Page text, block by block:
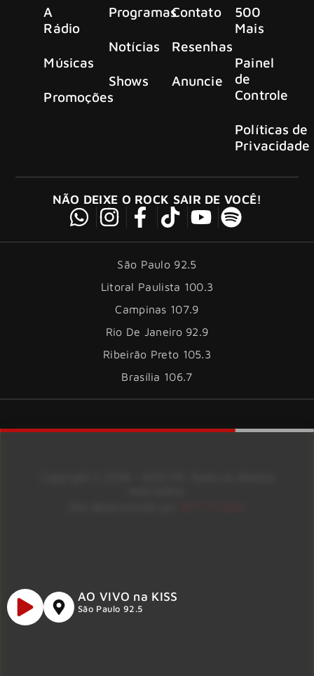
A
Rádio
Músicas
Promoções
Programas
Notícias
Shows
Contato
Resenhas
Anuncie
500
Mais
Painel
de
Controle
Políticas de
Privacidade
NÃO DEIXE O ROCK SAIR DE VOCÊ!
São Paulo 92.5
Litoral Paulista 100.3
Campinas 107.9
Rio De Janeiro 92.9
Ribeirão Preto 105.3
Brasília 106.7
AO VIVO na KISS
São Paulo 92.5